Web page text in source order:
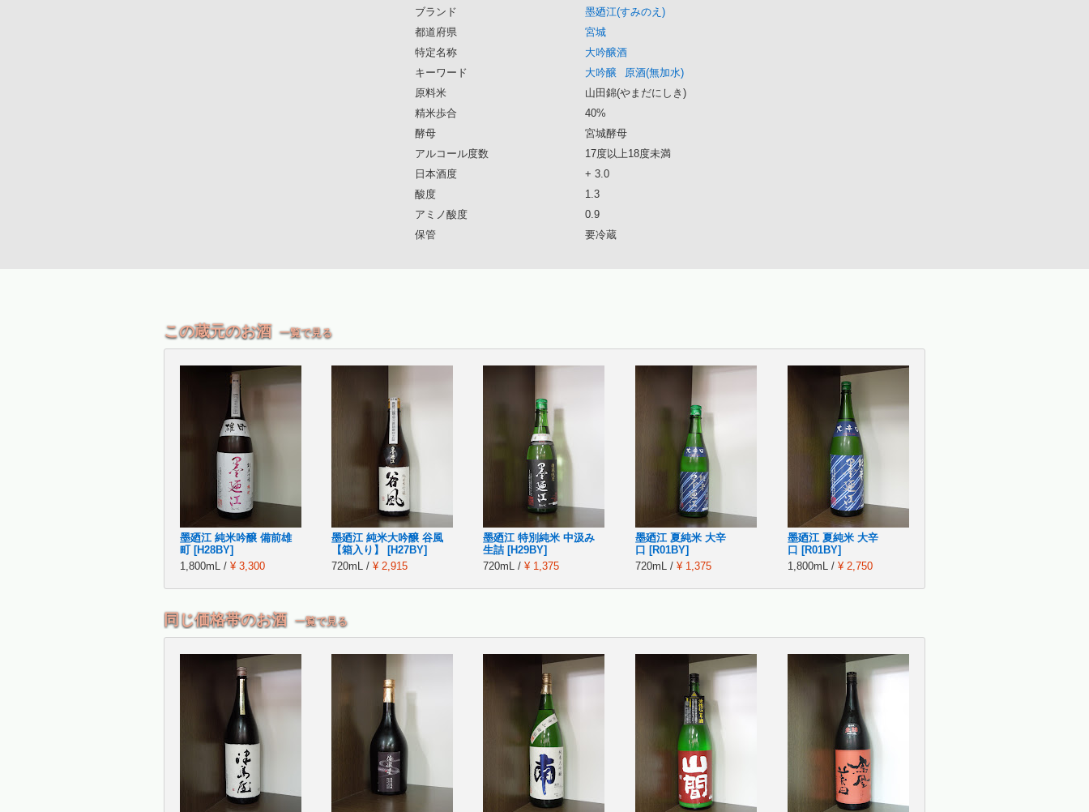
ブランド
墨廼江(すみのえ)
都道府県
宮城
特定名称
大吟醸酒
キーワード
大吟醸
原酒(無加水)
原料米
山田錦(やまだにしき)
精米歩合
40%
酵母
宮城酵母
アルコール度数
17度以上18度未満
日本酒度
+ 3.0
酸度
1.3
アミノ酸度
0.9
保管
要冷蔵
この蔵元のお酒 一覧で見る
墨廼江 純米吟醸 備前雄
町 [H28BY]
1,800mL / ¥ 3,300
墨廼江 純米大吟醸 谷風
【箱入り】 [H27BY]
720mL / ¥ 2,915
墨廼江 特別純米 中汲み
生詰 [H29BY]
720mL / ¥ 1,375
墨廼江 夏純米 大辛
口 [R01BY]
720mL / ¥ 1,375
墨廼江 夏純米 大辛
口 [R01BY]
1,800mL / ¥ 2,750
同じ価格帯のお酒 一覧で見る